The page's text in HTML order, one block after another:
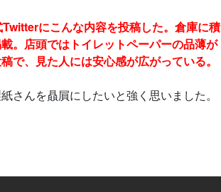
にこんな内容を投稿した。倉庫に積
。店頭ではトイレットペーパーの品薄が
で、見た人には安心感が広がっている。
さんを贔屓にしたいと強く思いました。